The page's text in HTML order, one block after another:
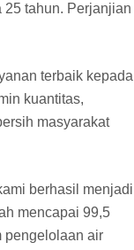
25 tahun. Perjanjian
terbaik kepada
kuantitas,
masyarakat
berhasil menjadi
mencapai 99,5
pengelolaan air